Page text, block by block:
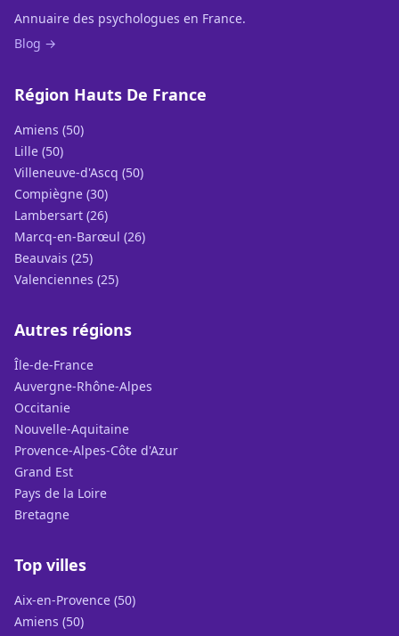
Annuaire des psychologues en France.
Blog →
Région Hauts De France
Amiens (50)
Lille (50)
Villeneuve-d'Ascq (50)
Compiègne (30)
Lambersart (26)
Marcq-en-Barœul (26)
Beauvais (25)
Valenciennes (25)
Autres régions
Île-de-France
Auvergne-Rhône-Alpes
Occitanie
Nouvelle-Aquitaine
Provence-Alpes-Côte d'Azur
Grand Est
Pays de la Loire
Bretagne
Top villes
Aix-en-Provence (50)
Amiens (50)